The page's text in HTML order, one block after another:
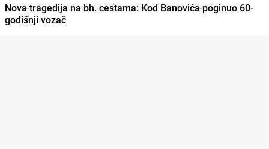
Nova tragedija na bh. cestama: Kod Banovića poginuo 60-
godišnji vozač